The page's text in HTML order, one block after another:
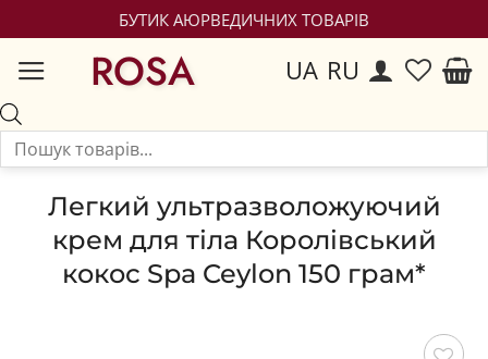
БУТИК АЮРВЕДИЧНИХ ТОВАРІВ
ROSA UA RU
Легкий ультразволожуючий
крем для тіла Королівський
кокос Spa Ceylon 150 грам*